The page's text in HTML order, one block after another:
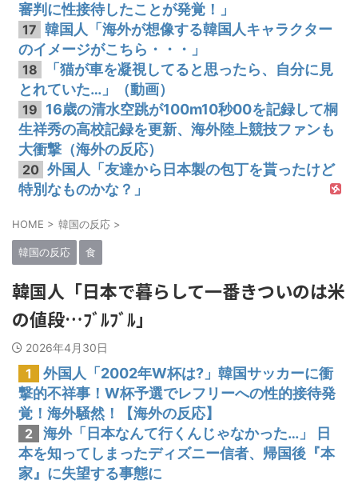
審判に性接待したことが発覚！」
17 韓国人「海外が想像する韓国人キャラクター
のイメージがこちら・・・」
18
「猫が車を凝視してると思ったら、自分に見
とれていた…」（動画）
19 16歳の清水空跳が100m10秒00を記録して桐
生祥秀の高校記録を更新、海外陸上競技ファンも
大衝撃（海外の反応）
20 外国人「友達から日本製の包丁を貰ったけど
特別なものかな？」
HOME > 韓国の反応 >
韓国の反応 食
韓国人「日本で暮らして一番きついのは米
の値段…ﾌﾞﾙﾌﾞﾙ」
2026年4月30日
1
外国人「2002年W杯は?」韓国サッカーに衝
撃的不祥事！W杯予選でレフリーへの性的接待発
覚！海外騒然！【海外の反応】
2
海外「日本なんて行くんじゃなかった…」 日
本を知ってしまったディズニー信者、帰国後『本
家』に失望する事態に